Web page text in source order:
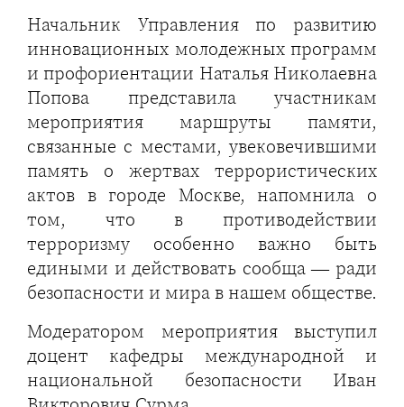
Начальник Управления по развитию
инновационных молодежных программ
и профориентации Наталья Николаевна
Попова представила участникам
мероприятия маршруты памяти,
связанные с местами, увековечившими
память о жертвах террористических
актов в городе Москве, напомнила о
том, что в противодействии
терроризму особенно важно быть
едиными и действовать сообща — ради
безопасности и мира в нашем обществе.
Модератором мероприятия выступил
доцент кафедры международной и
национальной безопасности Иван